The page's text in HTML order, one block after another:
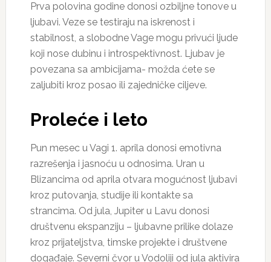
Prva polovina godine donosi ozbiljne tonove u
ljubavi. Veze se testiraju na iskrenost i
stabilnost, a slobodne Vage mogu privući ljude
koji nose dubinu i introspektivnost. Ljubav je
povezana sa ambicijama- možda ćete se
zaljubiti kroz posao ili zajedničke ciljeve.
Proleće i leto
Pun mesec u Vagi 1. aprila donosi emotivna
razrešenja i jasnoću u odnosima. Uran u
Blizancima od aprila otvara mogućnost ljubavi
kroz putovanja, studije ili kontakte sa
strancima. Od jula, Jupiter u Lavu donosi
društvenu ekspanziju – ljubavne prilike dolaze
kroz prijateljstva, timske projekte i društvene
događaje. Severni čvor u Vodoliji od jula aktivira